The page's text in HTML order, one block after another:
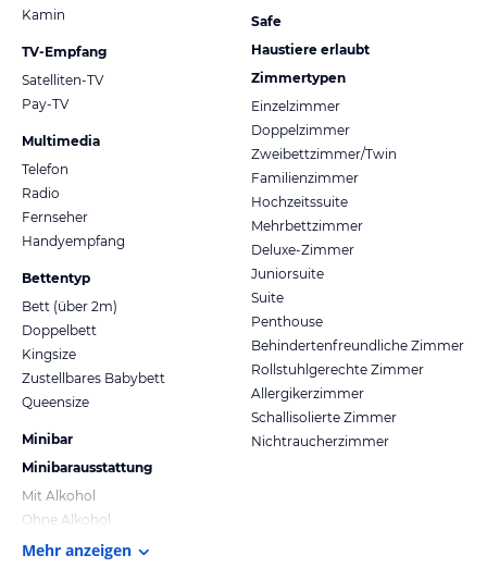
Kamin
TV-Empfang
Satelliten-TV
Pay-TV
Multimedia
Telefon
Radio
Fernseher
Handyempfang
Bettentyp
Bett (über 2m)
Doppelbett
Kingsize
Zustellbares Babybett
Queensize
Minibar
Minibarausstattung
Mit Alkohol
Ohne Alkohol
Safe
Haustiere erlaubt
Zimmertypen
Einzelzimmer
Doppelzimmer
Zweibettzimmer/Twin
Familienzimmer
Hochzeitssuite
Mehrbettzimmer
Deluxe-Zimmer
Juniorsuite
Suite
Penthouse
Behindertenfreundliche Zimmer
Rollstuhlgerechte Zimmer
Allergikerzimmer
Schallisolierte Zimmer
Nichtraucherzimmer
Mehr anzeigen